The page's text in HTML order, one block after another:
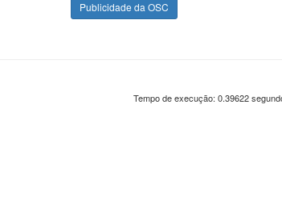
Publicidade da OSC
Tempo de execução: 0.39622